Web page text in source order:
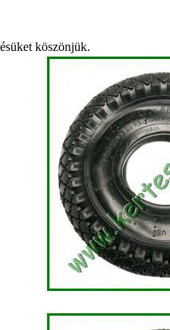
köszönjük.